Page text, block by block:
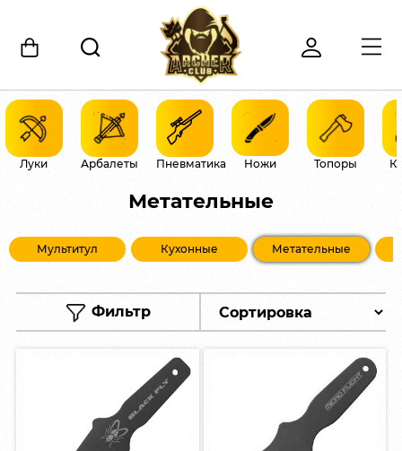
Луки Арбалеты Пневматика Ножи Топоры
Метательные
Мультитул Кухонные Метательные
Фильтр